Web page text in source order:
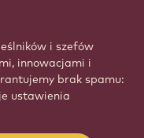
i szefów
innowacjami i
brak spamu:
ustawienia